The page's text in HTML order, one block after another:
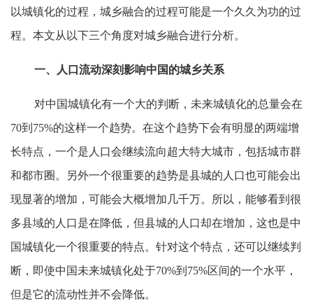
以城镇化的过程，城乡融合的过程可能是一个久久为功的过
程。本文从以下三个角度对城乡融合进行分析。
一、人口流动深刻影响中国的城乡关系
对中国城镇化有一个大的判断，未来城镇化的总量会在
70到75%的这样一个趋势。在这个趋势下会有明显的两端增
长特点，一个是人口会继续流向超大特大城市，包括城市群
和都市圈。另外一个很重要的趋势是县城的人口也可能会出
现显著的增加，可能会大概增加几千万。所以，能够看到很
多县域的人口是在降低，但县城的人口却在增加，这也是中
国城镇化一个很重要的特点。针对这个特点，还可以继续判
断，即使中国未来城镇化处于70%到75%区间的一个水平，
但是它的流动性并不会降低。